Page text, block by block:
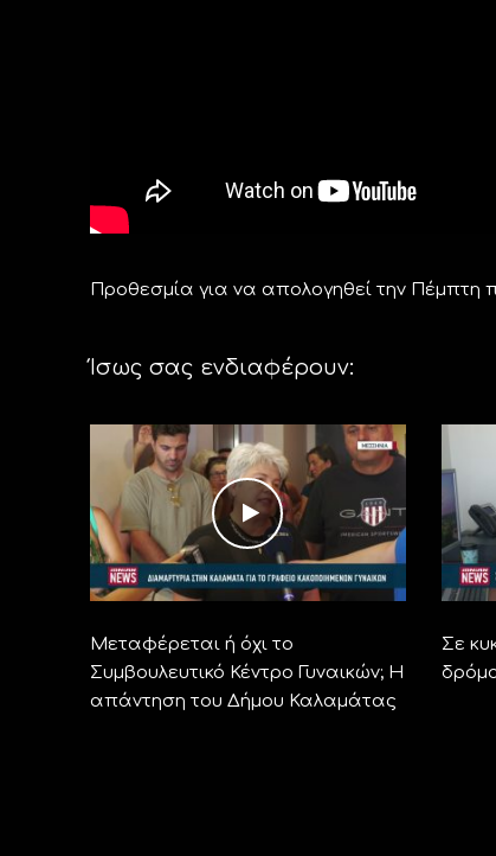
Προθεσμία για να απολογηθεί την Πέμπτη
Ίσως σας ενδιαφέρουν:
Μεταφέρεται ή όχι το
Συμβουλευτικό Κέντρο Γυναικών; Η
απάντηση του Δήμου Καλαμάτας
Σε